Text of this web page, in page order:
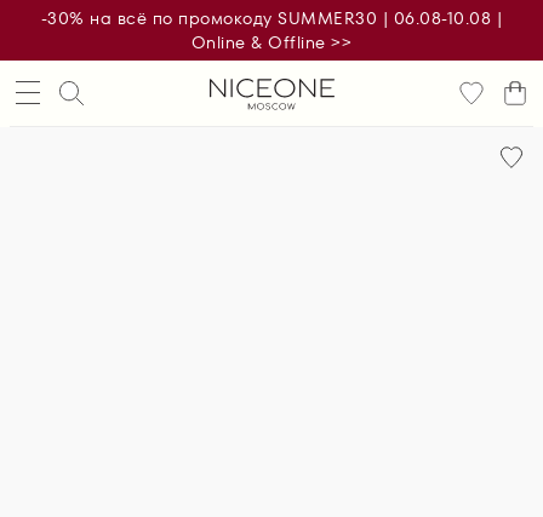
-30% на всё по промокоду SUMMER30 | 06.08-10.08 |
Online & Offline >>